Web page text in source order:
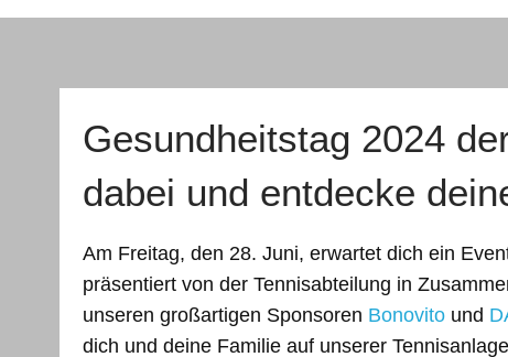
Gesundheitstag 2024
dabei und entdecke
Am Freitag, den 28. Juni, erwartet dich ein
präsentiert von der Tennisabteilung in
unseren großartigen Sponsoren Bonovitound
dich und deine Familie auf unserer